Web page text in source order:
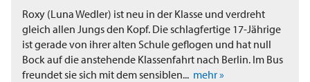
Roxy (Luna Wedler) ist neu in der Klasse und verdreht
gleich allen Jungs den Kopf. Die schlagfertige 17-Jährige
ist gerade von ihrer alten Schule geflogen und hat null
Bock auf die anstehende Klassenfahrt nach Berlin. Im Bus
freundet sie sich mit dem sensiblen... mehr »